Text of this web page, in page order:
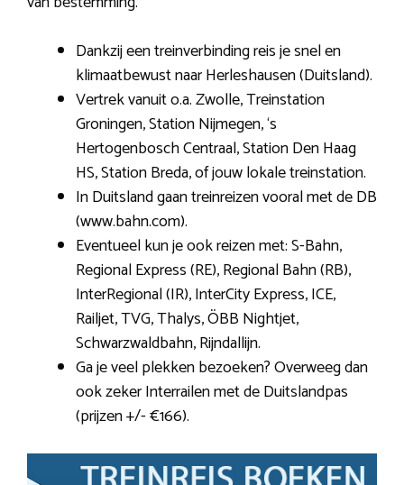
Dankzij een treinverbinding reis je snel en
klimaatbewust naar Herleshausen (Duitsland).
Vertrek vanuit o.a. Zwolle, Treinstation
Groningen, Station Nijmegen, ‘s
Hertogenbosch Centraal, Station Den Haag
HS, Station Breda, of jouw lokale treinstation.
In Duitsland gaan treinreizen vooral met de DB
(www.bahn.com).
Eventueel kun je ook reizen met: S-Bahn,
Regional Express (RE), Regional Bahn (RB),
InterRegional (IR), InterCity Express, ICE,
Railjet, TVG, Thalys, ÖBB Nightjet,
Schwarzwaldbahn, Rijndallijn.
Ga je veel plekken bezoeken? Overweeg dan
ook zeker Interrailen met de Duitslandpas
(prijzen +/- €166).